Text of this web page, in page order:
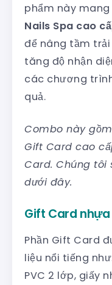
phẩm này mang
Nails Spa cao
để nâng tầm
tăng độ nhận
các chương
quả.
Combo này
Gift Card cao
Card. Chúng tôi
dưới đây.
Gift Card
Phần Gift Card
liệu nổi tiếng
PVC 2 lớp, giấy